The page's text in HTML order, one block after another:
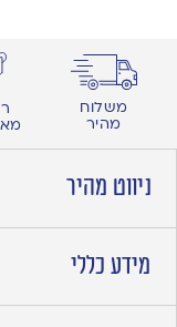
משלוח
מהיר
ניווט מהיר
מידע כללי